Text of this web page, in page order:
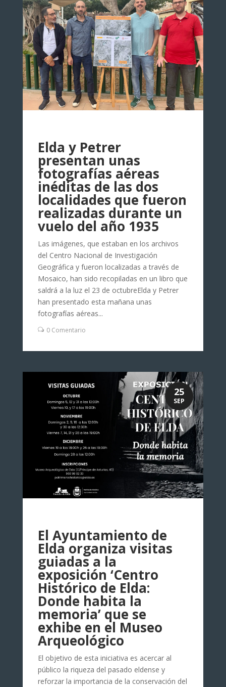
Elda y Petrer
presentan unas
fotografías aéreas
inéditas de las dos
localidades que fueron
realizadas durante un
vuelo del año 1935
Las imágenes, que estaban en los archivos
del Centro Nacional de Investigación
Geográfica y fueron localizadas a través de
Mosaico, han sido recopiladas en un libro que
saldrá a la luz el 23 de octubreElda y Petrer
han presentado esta mañana unas
fotografías aéreas...
0 Comentario
El Ayuntamiento de
Elda organiza visitas
guiadas a la
exposición ‘Centro
Histórico de Elda:
Donde habita la
memoria’ que se
exhibe en el Museo
Arqueológico
El objetivo de esta iniciativa es acercar al
público la riqueza del pasado eldense y
reforzar la importancia de la conservación del
25
SEP